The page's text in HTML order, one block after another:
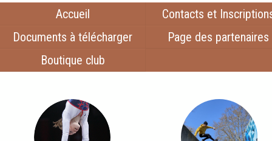
Accueil
Contacts et
Documents à télécharger
Page des partenaires
Boutique club